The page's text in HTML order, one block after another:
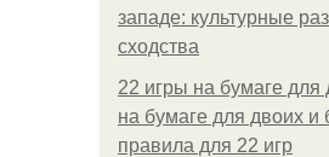
западе: культурные
сходства
22 игры на бумаге для
на бумаге для двоих и
правила для 22 игр